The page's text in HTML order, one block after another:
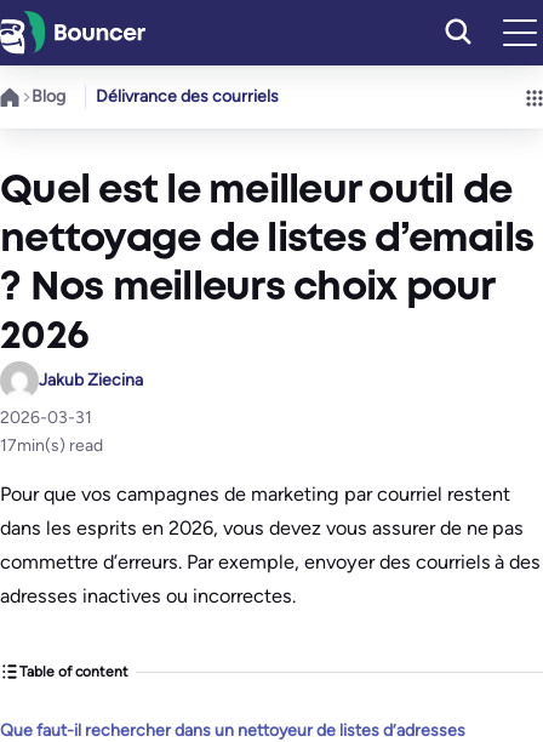
Aller
au
contenu
Blog Délivrance des courriels
Quel est le meilleur outil de
nettoyage de listes d’emails
? Nos meilleurs choix pour
2026
Jakub Ziecina
2026-03-31
17min(s) read
Pour que vos campagnes de marketing par courriel restent
dans les esprits en 2026, vous devez vous assurer de ne pas
commettre d’erreurs. Par exemple, envoyer des courriels à des
adresses inactives ou incorrectes.
Table of content
Que faut-il rechercher dans un nettoyeur de listes d’adresses